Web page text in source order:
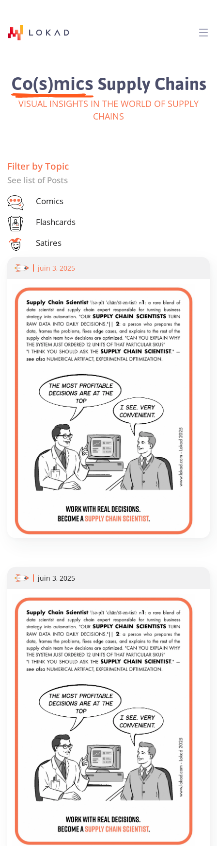
Co(s)mics Supply Chains
VISUAL INSIGHTS IN THE WORLD OF SUPPLY
CHAINS
juin 3, 2025
Filter by Topic
See list of Posts
Comics
Flashcards
Satires
juin 3, 2025